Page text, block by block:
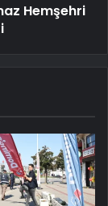
Hemşehri